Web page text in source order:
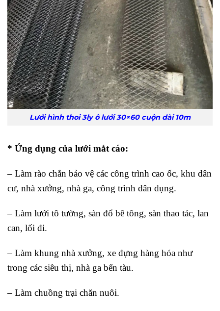
Lưới hình thoi 3ly ô lưới 30×60 cuộn dài 10m
* Ứng dụng của lưới mắt cáo:
– Làm rào chắn bảo vệ các công trình cao ốc, khu dân
cư, nhà xưởng, nhà ga, công trình dân dụng.
– Làm lưới tô tường, sàn đổ bê tông, sàn thao tác, lan
can, lối đi.
– Làm khung nhà xưởng, xe đựng hàng hóa như
trong các siêu thị, nhà ga bến tàu.
– Làm chuồng trại chăn nuôi.